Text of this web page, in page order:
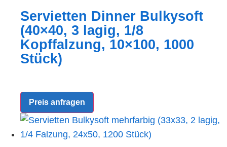
Servietten Dinner Bulkysoft
(40×40, 3 lagig, 1/8
Kopffalzung, 10×100, 1000
Stück)
Preis anfragen